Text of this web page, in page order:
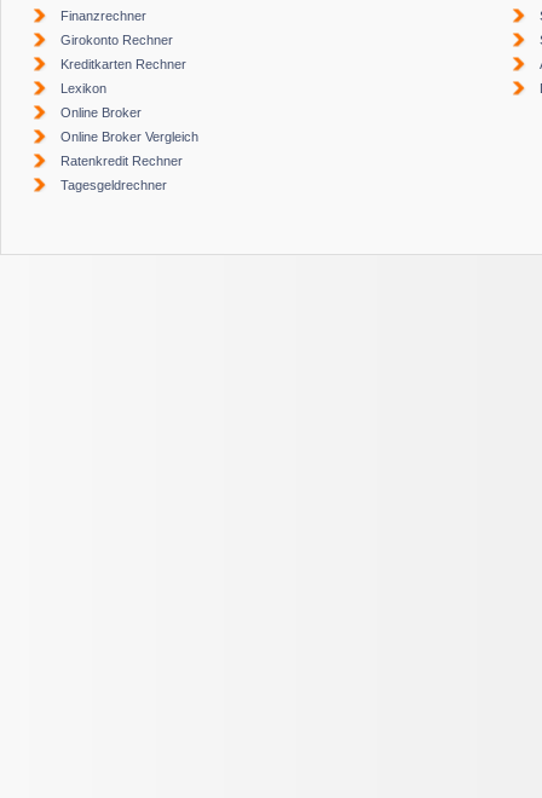
Finanzrechner
Girokonto Rechner
Kreditkarten Rechner
Lexikon
Online Broker
Online Broker Vergleich
Ratenkredit Rechner
Tagesgeldrechner